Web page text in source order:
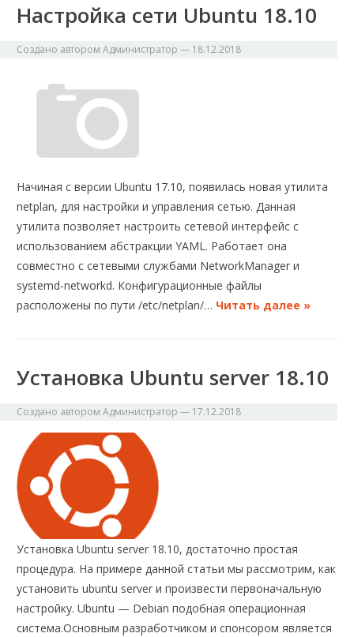
Настройка сети Ubuntu 18.10
Создано авторомАдминистратор — 18.12.2018
Начиная с версии Ubuntu 17.10, появилась новая утилита
netplan, для настройки и управления сетью. Данная
утилита позволяет настроить сетевой интерфейс с
использованием абстракции YAML. Работает она
совместно с сетевыми службами NetworkManager и
systemd-networkd. Конфигурационные файлы
расположены по пути /etc/netplan/… Читать далее »
Установка Ubuntu server 18.10
Создано авторомАдминистратор — 17.12.2018
Установка Ubuntu server 18.10, достаточно простая
процедура. На примере данной статьи мы рассмотрим, как
установить ubuntu server и произвести первоначальную
настройку. Ubuntu — Debian подобная операционная
система.Основным разработчиком и спонсором является